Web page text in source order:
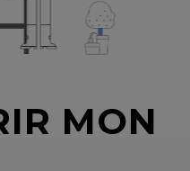
IR MON